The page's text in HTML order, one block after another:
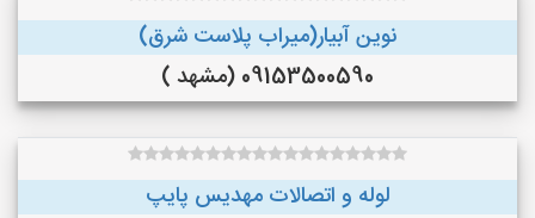
نوین آبیار(میراب پلاست شرق)
09153500590 (مشهد )
لوله و اتصالات مهدیس پایپ